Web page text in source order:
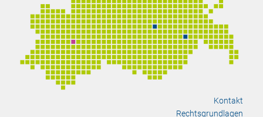
Kontakt
Rechtsgrundlagen